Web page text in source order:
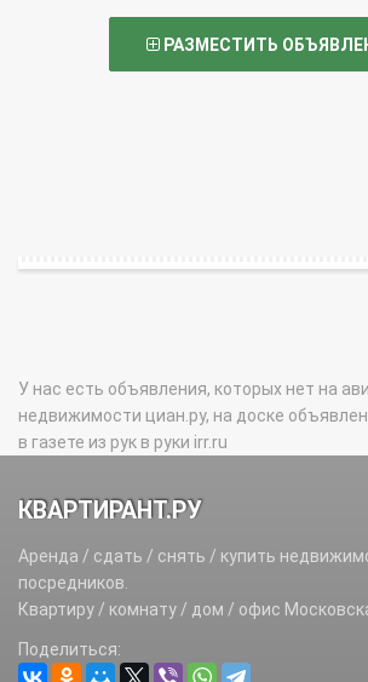
РАЗМЕСТИТЬ
У нас есть объявления, которых нет на
недвижимости циан.ру, на доске
в газете из рук в руки irr.ru
КВАРТИРАНТ.РУ
Аренда / сдать / снять / купить
посредников.
Квартиру / комнату / дом / офис
Поделиться: